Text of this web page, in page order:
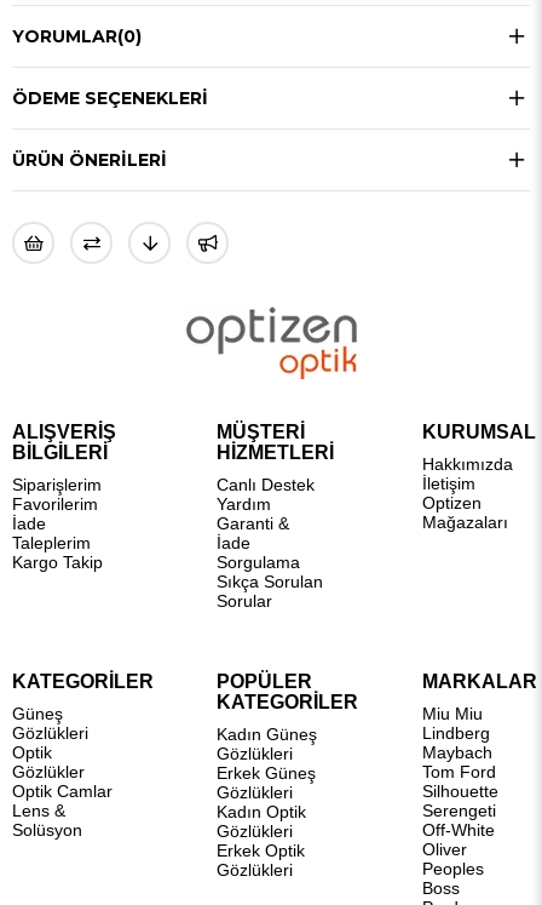
YORUMLAR(0)
ÖDEME SEÇENEKLERI
ÜRÜN ÖNERILERI
ALIŞVERİŞ
BİLGİLERİ
Siparişlerim
Favorilerim
İade
Taleplerim
Kargo Takip
MÜŞTERİ
HİZMETLERİ
Canlı Destek
Yardım
Garanti &
İade
Sorgulama
Sıkça Sorulan
Sorular
KURUMSAL
Hakkımızda
İletişim
Optizen
Mağazaları
KATEGORİLER
Güneş
Gözlükleri
Optik
Gözlükler
Optik Camlar
Lens &
Solüsyon
POPÜLER
KATEGORİLER
Kadın Güneş
Gözlükleri
Erkek Güneş
Gözlükleri
Kadın Optik
Gözlükleri
Erkek Optik
Gözlükleri
MARKALAR
Miu Miu
Lindberg
Maybach
Tom Ford
Silhouette
Serengeti
Off-White
Oliver
Peoples
Boss